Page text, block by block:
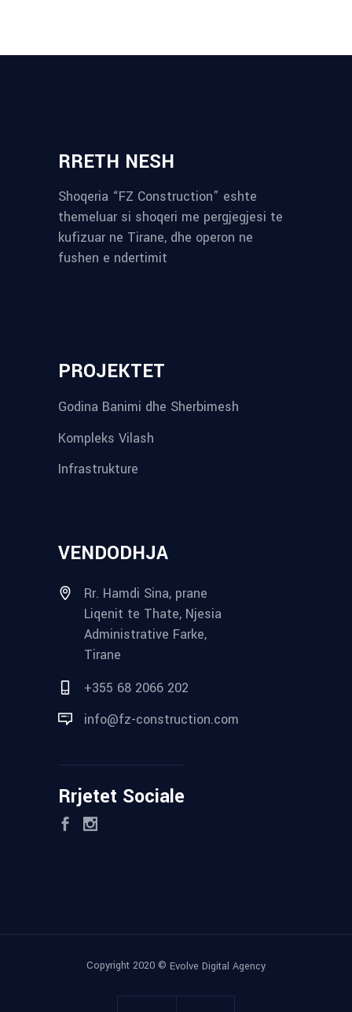
RRETH NESH
Shoqeria “FZ Construction” eshte
themeluar si shoqeri me pergjegjesi te
kufizuar ne Tirane, dhe operon ne
fushen e ndertimit
PROJEKTET
Godina Banimi dhe Sherbimesh
Kompleks Vilash
Infrastrukture
VENDODHJA
Rr. Hamdi Sina, prane
Liqenit te Thate, Njesia
Administrative Farke,
Tirane
+355 68 2066 202
info@fz-construction.com
Rrjetet Sociale
Copyright 2020 © Evolve Digital Agency